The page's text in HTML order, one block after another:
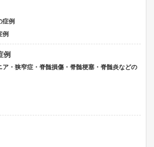
症例
例
例
ア・狭窄症・脊髄損傷・脊髄梗塞・脊髄炎などの